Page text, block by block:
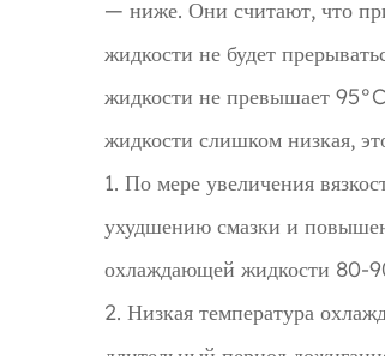
— ниже. Они считают, что
жидкости не будет
жидкости не превышает
жидкости слишком низкая,
1. По мере увеличения
ухудшению смазки и
охлаждающей жидкости 80-
2. Низкая температура